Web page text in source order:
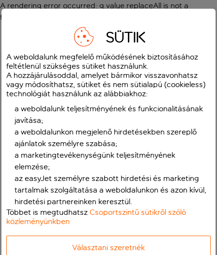
A rendering error occurred: g.value.replaceAll is not a
function
SÜTIK
A weboldalunk megfelelő működésének biztosításához
feltétlenül szükséges sütiket használunk.
A hozzájárulásoddal, amelyet bármikor visszavonhatsz
vagy módosíthatsz, sütiket és nem sütialapú (cookieless)
technológiát használunk az alábbiakhoz:
a weboldalunk teljesítményének és funkcionalitásának
javítása;
a weboldalunkon megjelenő hirdetésekben szereplő
ajánlatok személyre szabása;
a marketingtevékenységünk teljesítményének
elemzése;
az easyJet személyre szabott hirdetési és marketing
tartalmak szolgáltatása a weboldalunkon és azon kívül,
hirdetési partnereinken keresztül.
Többet is megtudhatszCsoportszintű sütikről szóló
közleményünkben
Választani szeretnék